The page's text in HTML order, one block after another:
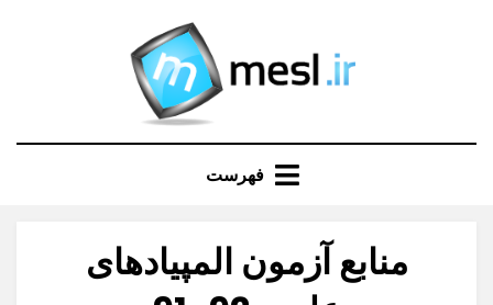
فهرست
منابع آزمون المپیادهای